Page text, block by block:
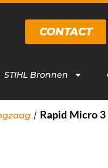
CONTACT
STIHL Bronnen
/ Rapid Micro 3